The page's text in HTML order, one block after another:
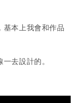
基本上我會和作品
去設計的。